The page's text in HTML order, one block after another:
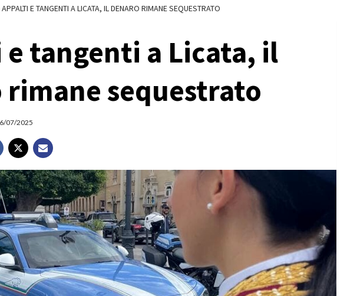
APPALTI E TANGENTI A LICATA, IL DENARO RIMANE SEQUESTRATO
tangenti a Licata, il
rimane sequestrato
07/2025